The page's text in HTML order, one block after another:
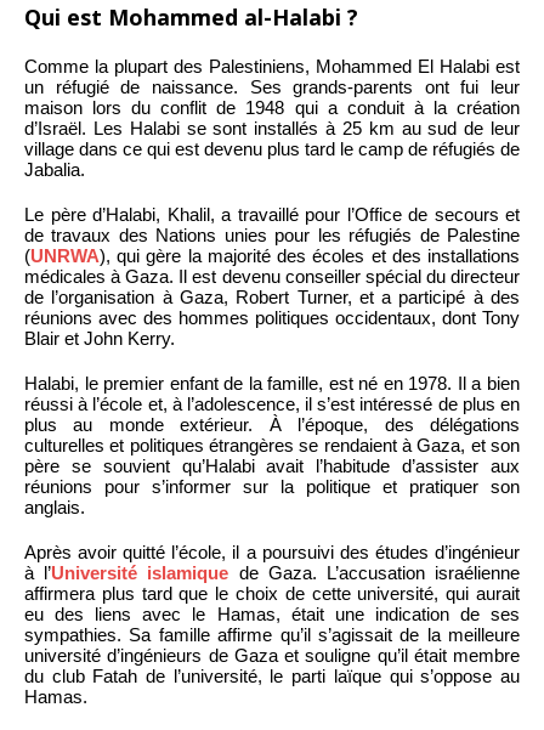
Qui est Mohammed al-Halabi ?
Comme la plupart des Palestiniens, Mohammed El Halabi est
un réfugié de naissance. Ses grands-parents ont fui leur
maison lors du conflit de 1948 qui a conduit à la création
d’Israël. Les Halabi se sont installés à 25 km au sud de leur
village dans ce qui est devenu plus tard le camp de réfugiés de
Jabalia.
Le père d’Halabi, Khalil, a travaillé pour l’Office de secours et
de travaux des Nations unies pour les réfugiés de Palestine
(UNRWA), qui gère la majorité des écoles et des installations
médicales à Gaza. Il est devenu conseiller spécial du directeur
de l’organisation à Gaza, Robert Turner, et a participé à des
réunions avec des hommes politiques occidentaux, dont Tony
Blair et John Kerry.
Halabi, le premier enfant de la famille, est né en 1978. Il a bien
réussi à l’école et, à l’adolescence, il s’est intéressé de plus en
plus au monde extérieur. À l’époque, des délégations
culturelles et politiques étrangères se rendaient à Gaza, et son
père se souvient qu’Halabi avait l’habitude d’assister aux
réunions pour s’informer sur la politique et pratiquer son
anglais.
Après avoir quitté l’école, il a poursuivi des études d’ingénieur
à l’Université islamique de Gaza. L’accusation israélienne
affirmera plus tard que le choix de cette université, qui aurait
eu des liens avec le Hamas, était une indication de ses
sympathies. Sa famille affirme qu’il s’agissait de la meilleure
université d’ingénieurs de Gaza et souligne qu’il était membre
du club Fatah de l’université, le parti laïque qui s’oppose au
Hamas.